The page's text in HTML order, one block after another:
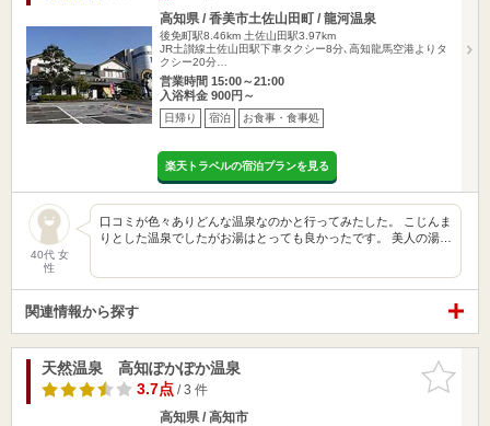
高知県 / 香美市土佐山田町 / 龍河温泉
後免町駅8.46km 土佐山田駅3.97km
JR土讃線土佐山田駅下車タクシー8分､高知龍馬空港よりタ
クシー20分…
営業時間 15:00～21:00
入浴料金 900円～
日帰り 宿泊 お食事・食事処
楽天トラベルの宿泊プランを見る
40代 女
性
口コミが色々ありどんな温泉なのかと行ってみたした。 こじんま
りとした温泉でしたがお湯はとっても良かったです。 美人の湯…
関連情報から探す
お気に入
りに追加
天然温泉 高知ぽかぽか温泉
3.7点/ 3 件
高知県 / 高知市